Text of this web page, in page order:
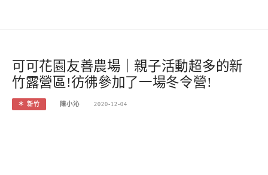
可可花園友善農場｜親子活動超多的新
竹露營區!彷彿參加了一場冬令營!
＊ 新竹 陳小沁 2020-12-04